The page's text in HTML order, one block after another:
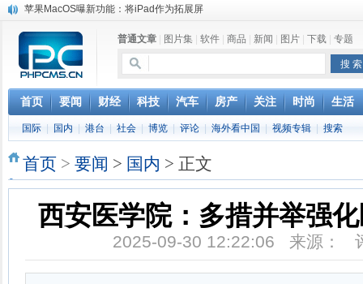
苹果MacOS曝新功能：将iPad作为拓展屏
苹果与高通和解 英特尔失去重要移动客户
小米高管：虽然高通与苹果和解，但5G iPhone最快明年下半年发布
iOS 13加入黑暗模式 多功能加持6月份见
高通与苹果达成和解，双方达成6年许可协议
巴黎圣母院大火肆虐，人类文明的一场浩劫
奔驰维权女车主捅出了一个最大的瓜
普通文章 图片集 软件 商品 新闻 图片 下载 专题
首页 要闻 财经 科技 汽车 房产 关注 时尚 生活
国际 国内 港台 社会 博览 评论 海外看中国 视频专辑 搜索
首页 > 要闻 > 国内 > 正文
西安医学院：多措并举强
2025-09-30 12:22:06 来源：